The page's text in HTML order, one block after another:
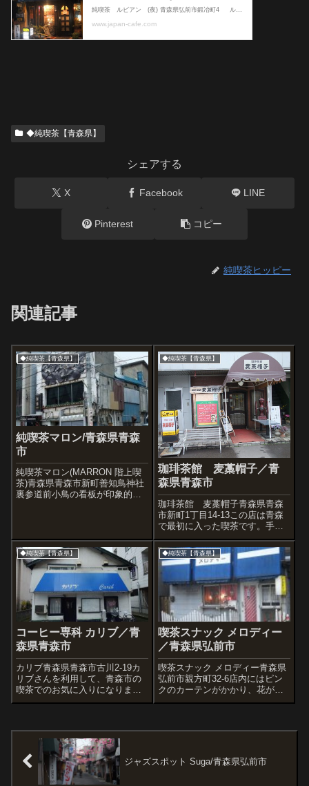
◆純喫茶【青森県】
シェアする
X Facebook LINE
Pinterest コピー
純喫茶ヒッピー
関連記事
◆純喫茶【青森県】
純喫茶マロン/青森県青森
市
純喫茶マロン(MARRON 階上喫
茶)青森県青森市新町善知鳥神社
裏参道前小鳥の看板が印象的な
は昔は善知鳥村という名前だっ
たようです。「うとう」は鳩ぐ
らい?の...
◆純喫茶【青森県】
珈琲茶館 麦藁帽子／青
森県青森市
珈琲茶館 麦藁帽子青森県青森
市新町1丁目14-13この店は青森
で最初に入った喫茶です。手袋
が必要なほど寒かったんです
が、開店時間となる7:30まで店
の前で待ってました。朝食にち
ょうどいいモーニングがあった
ので頼んでみると、おいしかっ
た。フレ...
◆純喫茶【青森県】
コーヒー専科 カリブ／青
森県青森市
カリブ青森県青森市古川2-19カ
リブさんを利用して、青森市の
喫茶でのお気に入りになりまし
た。落ち着く昭和喫茶です。現
で、ずいぶん歴史のある喫茶店
なんだろうなぁと感心しまし
た。コーヒーミル...
◆純喫茶【青森県】
喫茶スナック メロディー
／青森県弘前市
喫茶スナック メロディー青森県
弘前市親方町32-6店内にはピン
クのカーテンがかかり、花がた
くさん飾られてファンシーな店
系(?)なお洒落をされてて、楽し
ジャズスポット Suga/青森県弘前市